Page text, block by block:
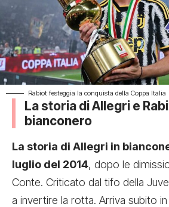
Rabiot festeggia la conquista della Coppa Italia
La storia di Allegri e
bianconero
La storia di Allegri in
luglio del 2014, dopo le
Conte. Criticato dal tifo della
a invertire la rotta. Arriva subito